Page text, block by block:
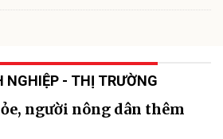
NGHIỆP - THỊ TRƯỜNG
người nông dân thêm